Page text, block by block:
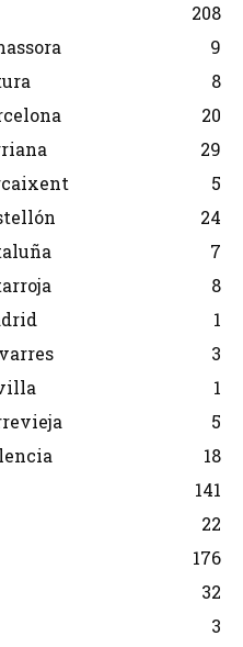
208
9
8
20
29
5
24
7
8
1
3
1
5
18
141
22
176
32
3